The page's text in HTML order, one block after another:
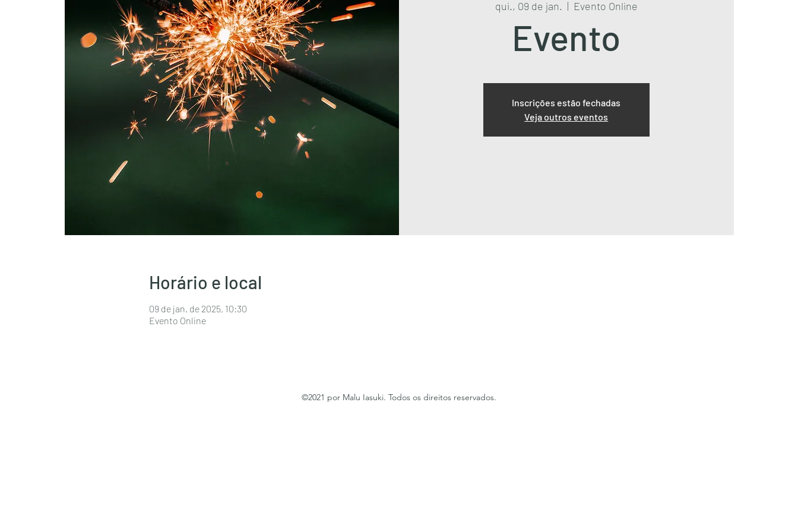
qui., 09 de jan.
  |
Evento Online
Evento
Inscrições estão fechadas
Veja outros eventos
Horário e local
09 de jan. de 2025, 10:30
Evento Online
©2021 por Malu Iasuki. Todos os direitos reservados.